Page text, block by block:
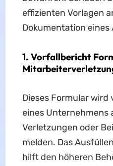
effizienten Vorlagen
Dokumentation
1. Vorfallbericht
Dieses Formular
eines Unternehmens
Verletzungen oder
melden. Das
hilft den höheren